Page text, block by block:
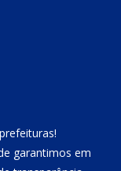
!
garantimos em